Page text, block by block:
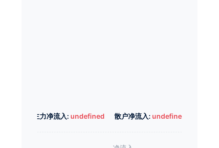
主力净流入: undefined 散户净流入: undefined